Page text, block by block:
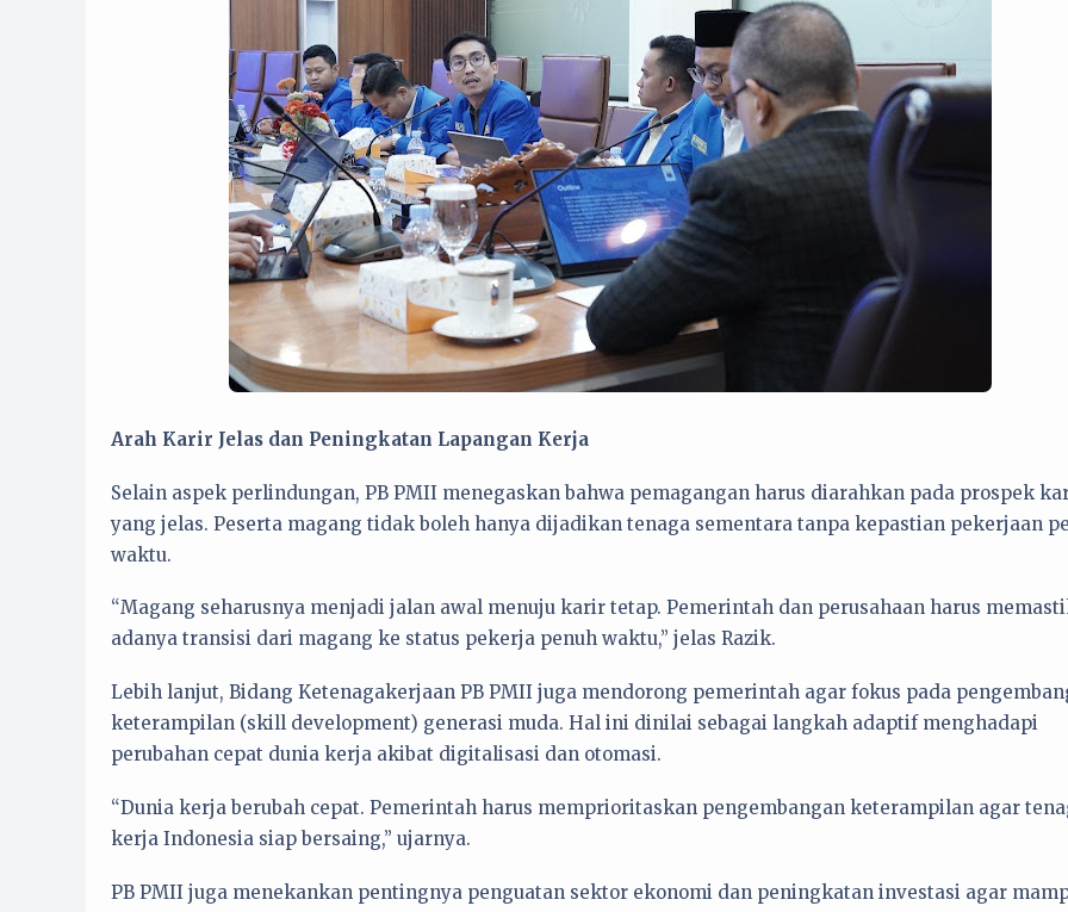
Arah Karir Jelas dan Peningkatan Lapangan Kerja
Selain aspek perlindungan, PB PMII menegaskan bahwa pemagangan harus diarahkan pada prospek
yang jelas. Peserta magang tidak boleh hanya dijadikan tenaga sementara tanpa kepastian pekerjaan
waktu.
“Magang seharusnya menjadi jalan awal menuju karir tetap. Pemerintah dan perusahaan harus
adanya transisi dari magang ke status pekerja penuh waktu,” jelas Razik.
Lebih lanjut, Bidang Ketenagakerjaan PB PMII juga mendorong pemerintah agar fokus pada
keterampilan (skill development) generasi muda. Hal ini dinilai sebagai langkah adaptif menghadapi
perubahan cepat dunia kerja akibat digitalisasi dan otomasi.
“Dunia kerja berubah cepat. Pemerintah harus memprioritaskan pengembangan keterampilan agar
kerja Indonesia siap bersaing,” ujarnya.
PB PMII juga menekankan pentingnya penguatan sektor ekonomi dan peningkatan investasi agar